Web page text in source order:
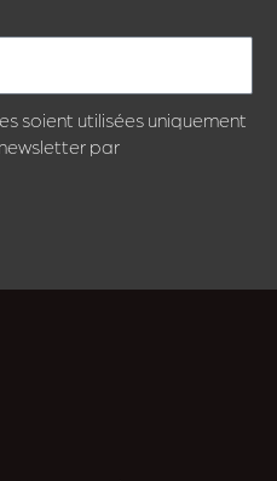
soient utilisées uniquement
par